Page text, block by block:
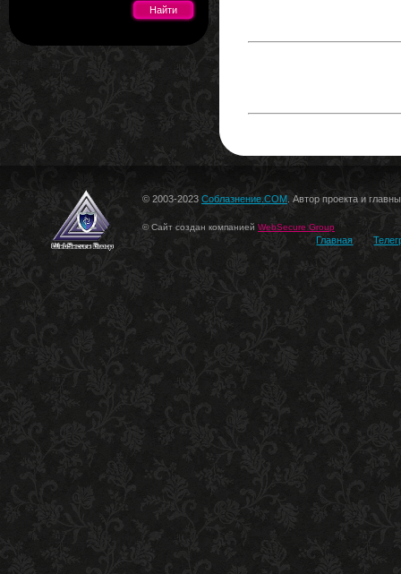
© 2003-2023 Соблазнение.COM . Автор проекта и
© Сайт создан компанией WebSecure Group
Главная